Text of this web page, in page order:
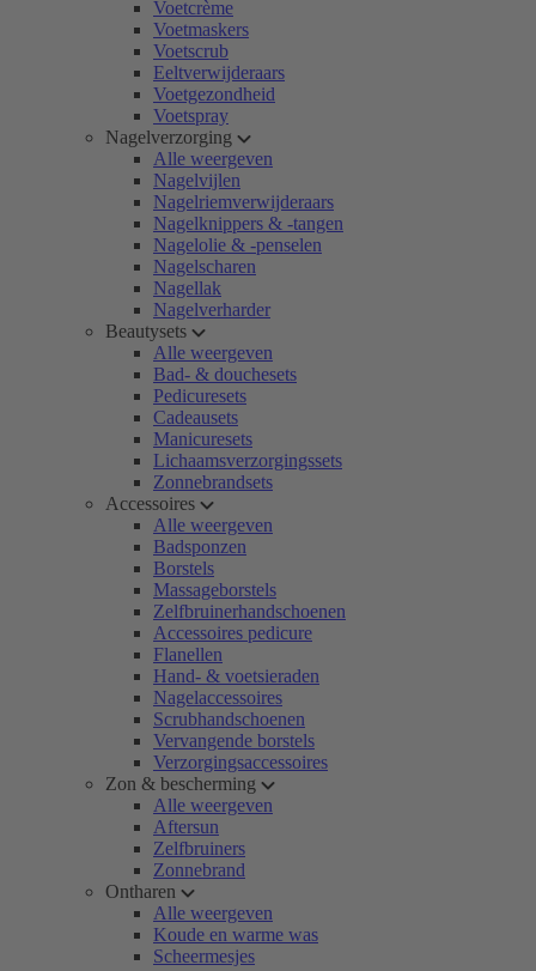
Voetcrème
Voetmaskers
Voetscrub
Eeltverwijderaars
Voetgezondheid
Voetspray
Nagelverzorging
Alle weergeven
Nagelvijlen
Nagelriemverwijderaars
Nagelknippers & -tangen
Nagelolie & -penselen
Nagelscharen
Nagellak
Nagelverharder
Beautysets
Alle weergeven
Bad- & douchesets
Pedicuresets
Cadeausets
Manicuresets
Lichaamsverzorgingssets
Zonnebrandsets
Accessoires
Alle weergeven
Badsponzen
Borstels
Massageborstels
Zelfbruinerhandschoenen
Accessoires pedicure
Flanellen
Hand- & voetsieraden
Nagelaccessoires
Scrubhandschoenen
Vervangende borstels
Verzorgingsaccessoires
Zon & bescherming
Alle weergeven
Aftersun
Zelfbruiners
Zonnebrand
Ontharen
Alle weergeven
Koude en warme was
Scheermesjes